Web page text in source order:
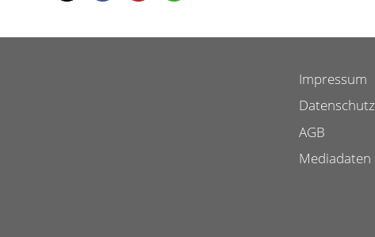
Impressum
Datenschutz
AGB
Mediadaten